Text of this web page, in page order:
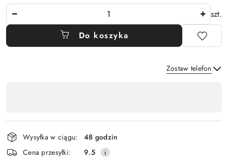
szt.
Do koszyka
Zostaw telefon
płatność
i
dostawa
Wysyłka w ciągu:
48 godzin
Cena przesyłki:
9.5